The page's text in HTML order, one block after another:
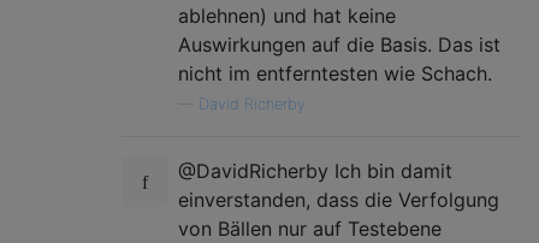
ablehnen) und hat keine
Auswirkungen auf die Basis. Das ist
nicht im entferntesten wie Schach.
David Richerby
@DavidRicherby Ich bin damit
einverstanden, dass die Verfolgung
von Bällen nur auf Testebene